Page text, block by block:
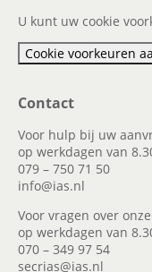
U kunt uw cookie
Cookie voorkeuren
Contact
Voor hulp bij uw
op werkdagen van
079 – 750 71 50
info@ias.nl
Voor vragen over
op werkdagen van
070 – 349 97 54
secrias@ias.nl